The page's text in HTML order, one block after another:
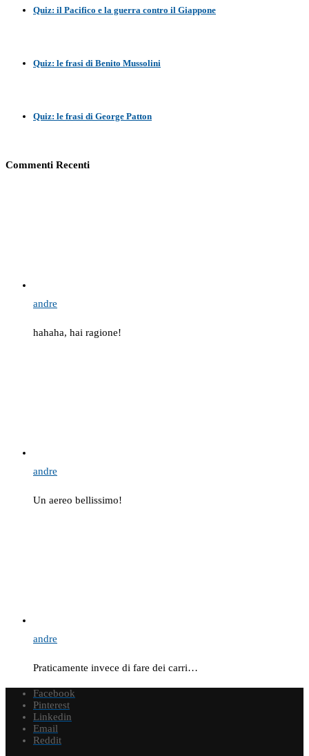
Quiz: il Pacifico e la guerra contro il Giappone
Quiz: le frasi di Benito Mussolini
Quiz: le frasi di George Patton
Commenti Recenti
andre
hahaha, hai ragione!
andre
Un aereo bellissimo!
andre
Praticamente invece di fare dei carri…
Facebook
Pinterest
Linkedin
Email
Reddit